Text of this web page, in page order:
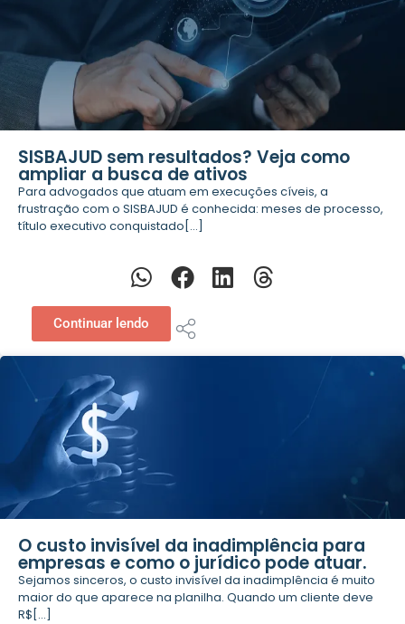
SISBAJUD sem resultados? Veja como
ampliar a busca de ativos
Para advogados que atuam em execuções cíveis, a
frustração com o SISBAJUD é conhecida: meses de processo,
título executivo conquistado[...]
Continuar lendo
O custo invisível da inadimplência para
empresas e como o jurídico pode atuar.
Sejamos sinceros, o custo invisível da inadimplência é muito
maior do que aparece na planilha. Quando um cliente deve
R$[...]